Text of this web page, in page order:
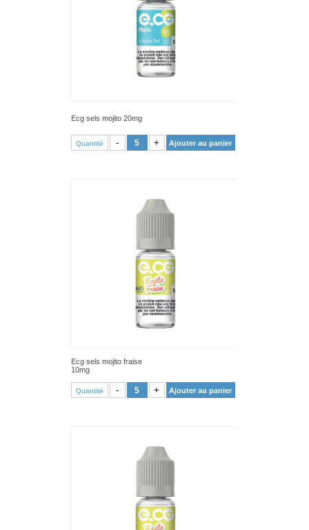
Ecg sels mojito 20mg
Quantité - + Ajouter au panier
Ecg sels mojito fraise
10mg
Quantité - + Ajouter au panier